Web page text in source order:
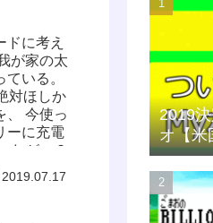
に考え
が家の太
いる。
対ほしか
、 今使っ
ーに充電
たが、２
といわ
充てる
2019.07.17
2019
オ【米